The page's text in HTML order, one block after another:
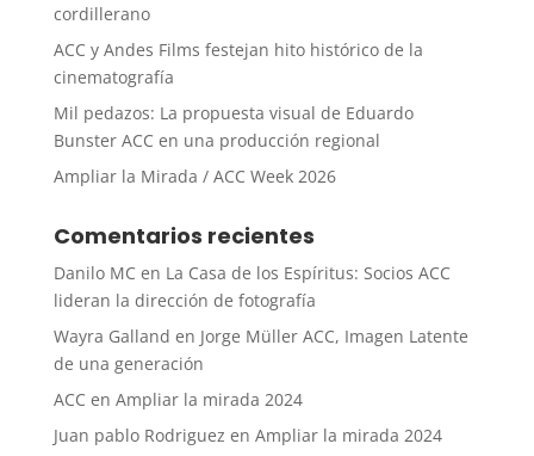
cordillerano
ACC y Andes Films festejan hito histórico de la
cinematografía
Mil pedazos: La propuesta visual de Eduardo
Bunster ACC en una producción regional
Ampliar la Mirada / ACC Week 2026
Comentarios recientes
Danilo MC en La Casa de los Espíritus: Socios ACC
lideran la dirección de fotografía
Wayra Galland en Jorge Müller ACC, Imagen Latente
de una generación
ACC en Ampliar la mirada 2024
Juan pablo Rodriguez en Ampliar la mirada 2024